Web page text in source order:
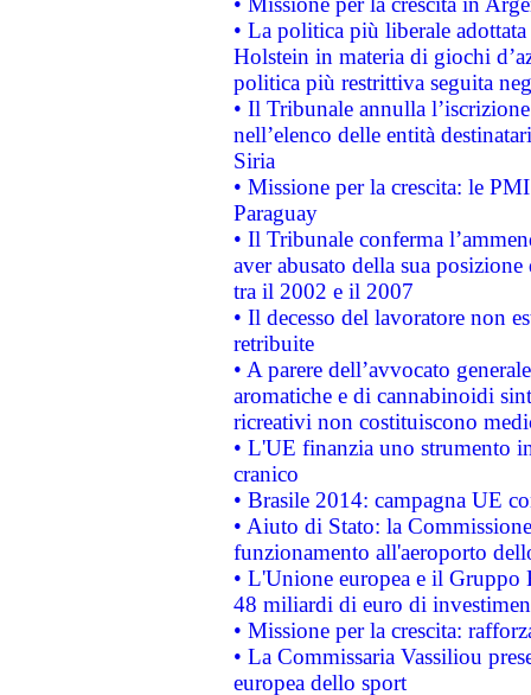
• La politica più liberale
Holstein in materia di giochi
politica più restrittiva seguita
• Il Tribunale annulla
nell’elenco delle entità
Siria
• Missione per la crescita: le
Paraguay
• Il Tribunale conferma
aver abusato della sua
tra il 2002 e il 2007
• Il decesso del lavoratore non
retribuite
• A parere dell’avvocato
aromatiche e di cannabinoidi
ricreativi non costituiscono
• L'UE finanzia uno strumento
cranico
• Brasile 2014: campagna UE
• Aiuto di Stato: la
funzionamento all'aeroporto
• L'Unione europea e il
48 miliardi di euro di
• Missione per la crescita:
• La Commissaria Vassiliou
europea dello sport